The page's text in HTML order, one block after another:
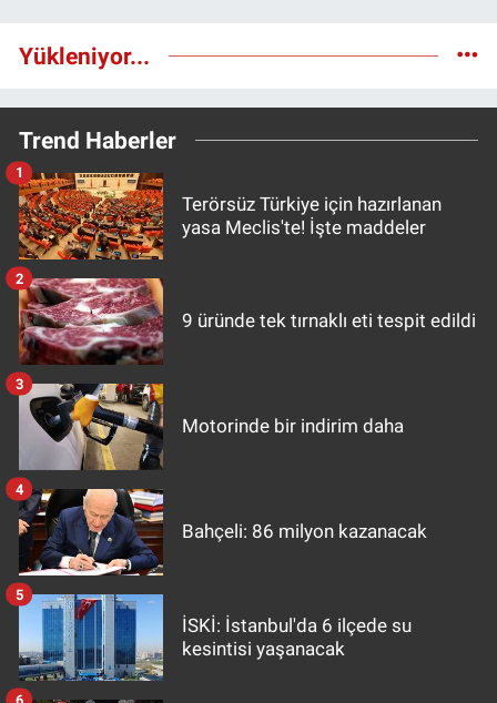
Yükleniyor...
Trend Haberler
Terörsüz Türkiye için hazırlanan
yasa Meclis'te! İşte maddeler
1
9 üründe tek tırnaklı eti tespit edildi
2
Motorinde bir indirim daha
3
Bahçeli: 86 milyon kazanacak
4
İSKİ: İstanbul'da 6 ilçede su
kesintisi yaşanacak
5
6